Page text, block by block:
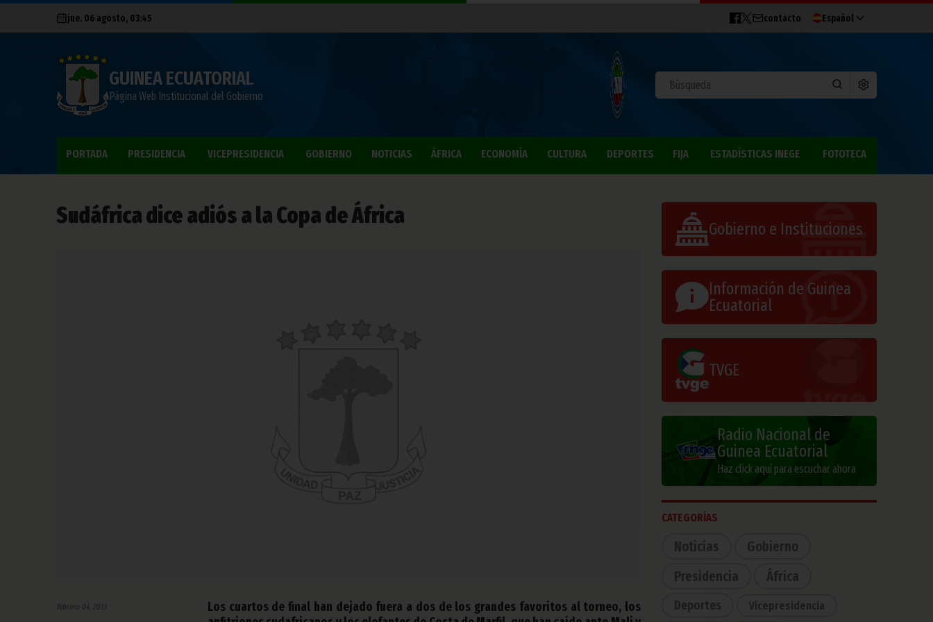
jue. 06 agosto, 03:45 contacto Español
GUINEA ECUATORIAL
Página Web Institucional del Gobierno
PORTADA PRESIDENCIA VICEPRESIDENCIA GOBIERNO NOTICIAS ÁFRICA ECONOMÍA CULTURA DEPORTES FIJA ESTADÍSTICAS INEGE FOTOTECA
Sudáfrica dice adiós a la Copa de África
febrero 04, 2013
Los cuartos de final han dejado fuera a dos de los grandes favoritos al torneo, los
Gobierno e Instituciones
Información de Guinea
Ecuatorial
TVGE
Radio Nacional de
Guinea Ecuatorial
Haz click aquí para escuchar ahora
CATEGORÍAS
Noticias
Gobierno
Presidencia
África
Deportes Vicepresidencia